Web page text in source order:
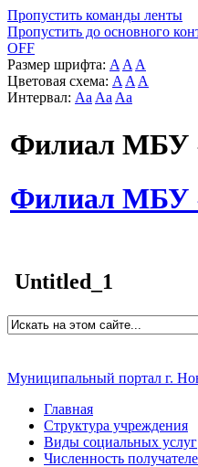
Пропустить команды ленты
Пропустить до основного
OFF
Размер шрифта: A A A
Цветовая схема: A A A
Интервал: Aa Aa Aa
Филиал МБУ
Филиал МБУ
Untitled_1
Муниципальный портал г.
Главная
Структура учреждения
Виды социальных услуг
Численность